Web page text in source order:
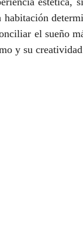
habitación
el sueño
y su